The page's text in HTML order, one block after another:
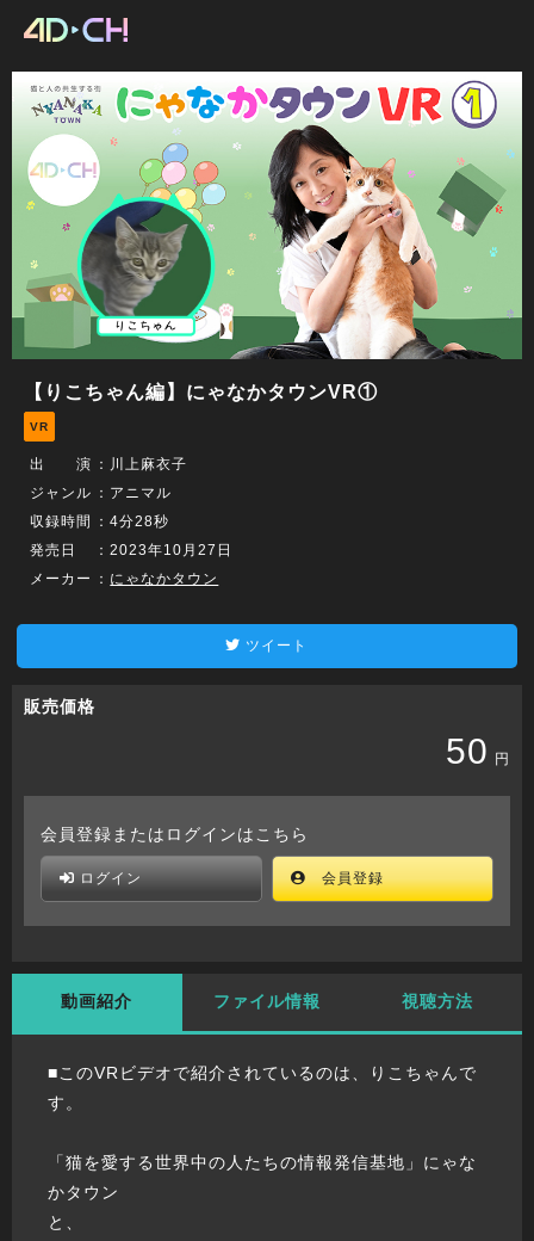
【りこちゃん編】にゃなかタウンVR①
VR
出 演 ： 川上麻衣子
ジャンル ：アニマル
収録時間
：4分28秒
発売日
：2023年10月27日
メーカー
： にゃなかタウン
ツイート
販売価格
50 円
会員登録またはログインはこちら
ログイン 会員登録
動画紹介 ファイル情報 視聴方法
■このVRビデオで紹介されているのは、りこちゃんで
す。
「猫を愛する世界中の人たちの情報発信基地」にゃな
かタウン
と、